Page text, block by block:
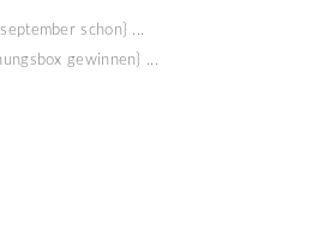
schon} ...
gewinnen} ...